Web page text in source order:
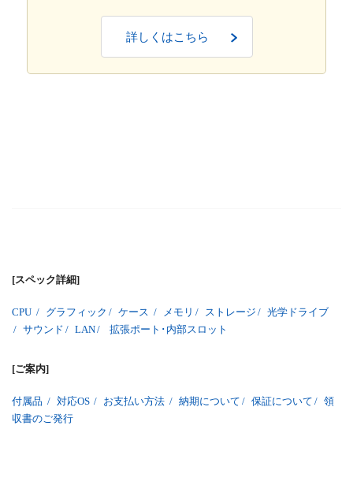
詳しくはこちら
[スペック詳細]
CPU / グラフィック / ケース / メモリ / ストレージ / 光学ドライブ
/ サウンド / LAN/ 拡張ポート･内部スロット
[ご案内]
付属品 / 対応OS / お支払い方法 / 納期について / 保証について / 領
収書のご発行